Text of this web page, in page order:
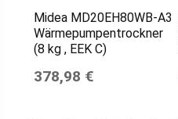
Midea MD20EH80WB-A3
Wärmepumpentrockner
(8 kg , EEK C)
378,98 €